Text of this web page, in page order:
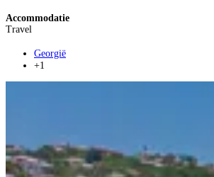
Accommodatie
Travel
Georgië
+1